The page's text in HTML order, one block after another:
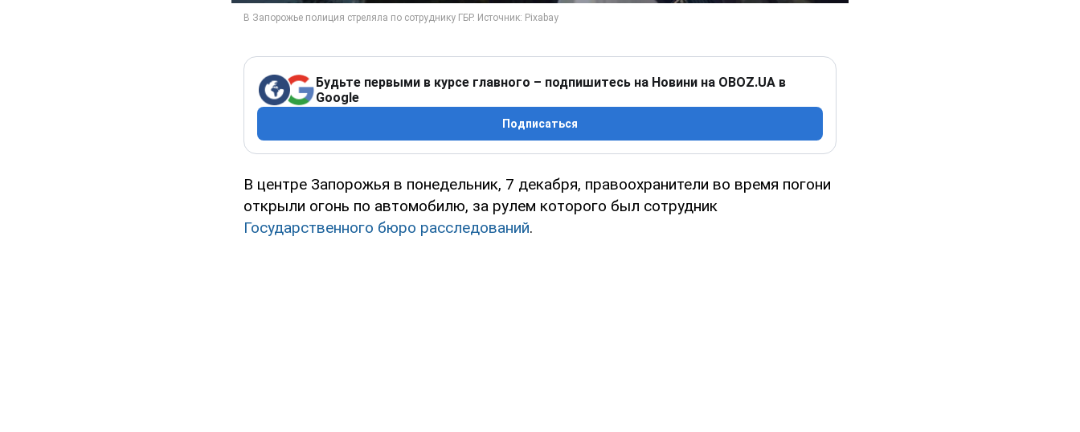
Будьте первыми в курсе главного – подпишитесь на Новини на OBOZ.UA в
Google
Подписаться
В центре Запорожья в понедельник, 7 декабря, правоохранители во время погони
открыли огонь по автомобилю, за рулем которого был сотрудник
Государственного бюро расследований.